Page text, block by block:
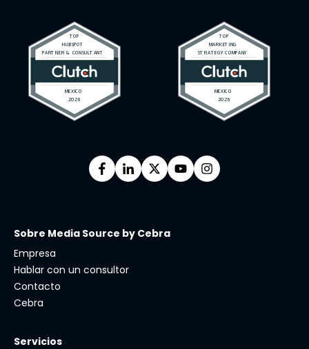
Sobre Media Source by Cebra
Empresa
Hablar con un consultor
Contacto
Cebra
Servicios